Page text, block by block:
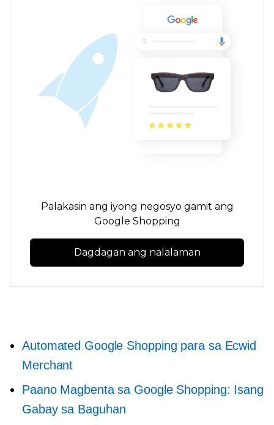
Palakasin ang iyong negosyo gamit ang
Google Shopping
Dagdagan ang nalalaman
Automated Google Shopping para sa Ecwid
Merchant
Paano Magbenta sa Google Shopping: Isang
Gabay sa Baguhan